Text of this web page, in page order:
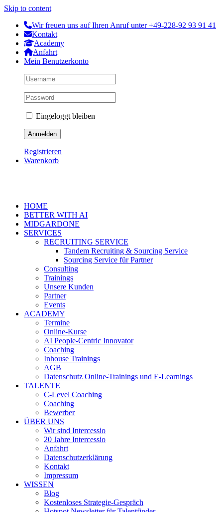
Skip to content
Wir freuen uns auf Ihren Anruf unter +49-228-92 93 91 41
Kontakt
Academy
Anfahrt
Mein Benutzerkonto
Eingeloggt bleiben
Registrieren
Warenkorb
HOME
BETTER WITH AI
MIDGARDONE
SERVICES
RECRUITING SERVICE
Tandem Recruiting & Sourcing Service
Sourcing Service für Partner
Consulting
Trainings
Unsere Kunden
Partner
Events
ACADEMY
Termine
Online-Kurse
AI People-Centric Innovator
Coaching
Inhouse Trainings
AGB
Datenschutz Online-Trainings und E-Learnings
TALENTE
C-Level Coaching
Coaching
Bewerber
ÜBER UNS
Wir sind Intercessio
20 Jahre Intercessio
Anfahrt
Datenschutzerklärung
Kontakt
Impressum
WISSEN
Blog
Kostenloses Strategie-Gespräch